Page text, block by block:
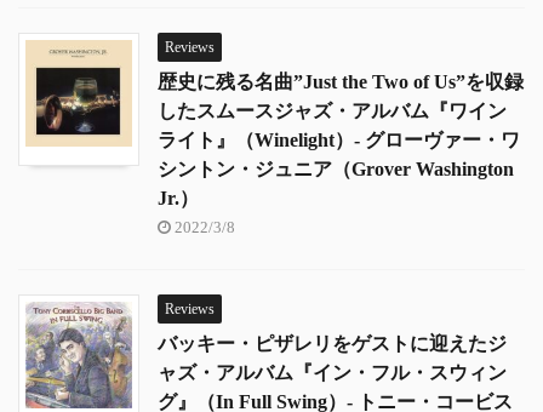
Reviews
歴史に残る名曲”Just the Two of Us”を収録
したスムースジャズ・アルバム『ワイン
ライト』（Winelight）- グローヴァー・ワ
シントン・ジュニア（Grover Washington
Jr.）
2022/3/8
Reviews
バッキー・ピザレリをゲストに迎えたジ
ャズ・アルバム『イン・フル・スウィン
グ』（In Full Swing）- トニー・コービス